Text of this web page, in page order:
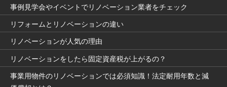
事例見学会やイベントでリノベーション業者をチェック
リフォームとリノベーションの違い
リノベーションが人気の理由
リノベーションをしたら固定資産税が上がるの？
事業用物件のリノベーションでは必須知識！法定耐用年数と減